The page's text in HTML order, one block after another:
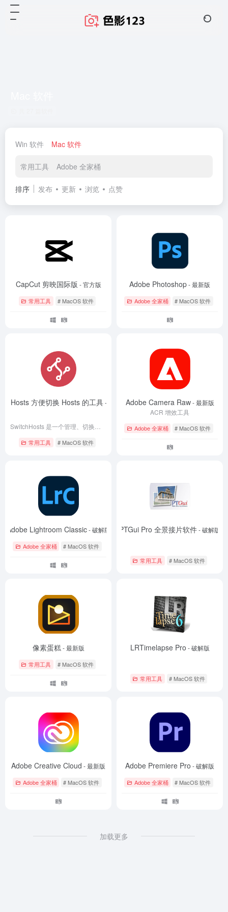
Win 软件 Mac 软件
常用工具 Adobe 全家桶
排序 发布 更新 浏览 点赞
CapCut 剪映国际版 - 官方版
常用工具 # MacOS 软件
Adobe Photoshop- 最新版
Adobe 全家桶 # MacOS 软件
方便切换 Hosts 的工具- 最新版
常用工具 # MacOS 软件
Adobe Camera Raw- 最新版
ACR 增效工具
Adobe 全家桶 # MacOS 软件
Adobe Lightroom Classic- 破解版
Adobe 全家桶 # MacOS 软件
PTGui Pro 全景接片软件- 破解版
常用工具 # MacOS 软件
像素蛋糕- 最新版
常用工具 # MacOS 软件
LRTimelapse Pro - 破解版
常用工具 # MacOS 软件
Adobe Creative Cloud - 最新版
Adobe 全家桶 # MacOS 软件
Adobe Premiere Pro - 破解版
Adobe 全家桶 # MacOS 软件
加载更多